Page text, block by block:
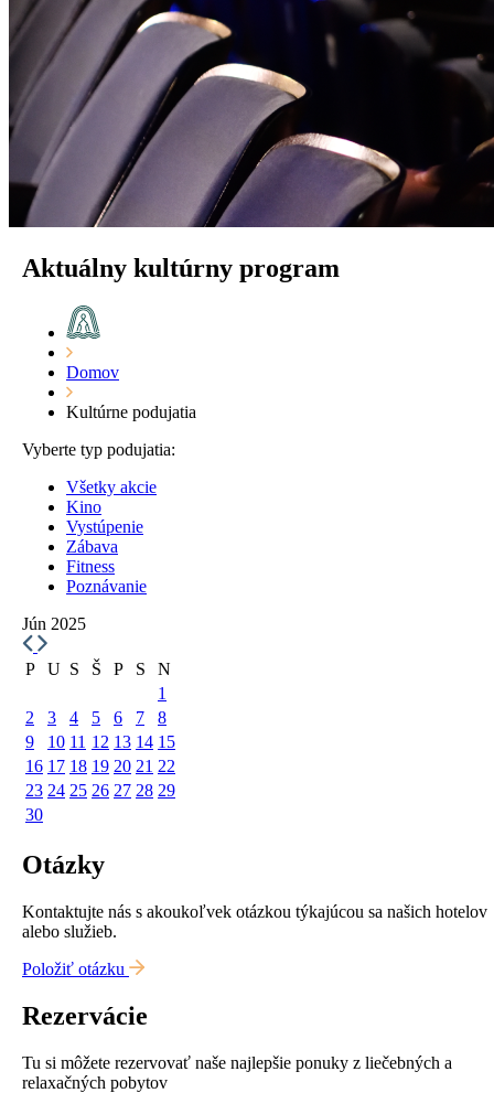
Aktuálny kultúrny program
Domov
Kultúrne podujatia
Vyberte typ podujatia:
Všetky akcie
Kino
Vystúpenie
Zábava
Fitness
Poznávanie
Jún 2025
P U S Š P S
N
1
2
3 4 5 6 7
8
9
10 11 12 13 14 15
16 17 18 19 20 21 22
23 24 25 26 27 28 29
30
Otázky
Kontaktujte nás s akoukoľvek otázkou týkajúcou sa našich hotelov
alebo služieb.
Položiť otázku
Rezervácie
Tu si môžete rezervovať naše najlepšie ponuky z liečebných a
relaxačných pobytov